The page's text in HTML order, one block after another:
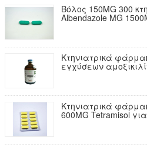
Βόλος 150MG 300
Albendazole MG
Κτηνιατρικά
εγχύσεων
Κτηνιατρικά
600MG Tetramisol